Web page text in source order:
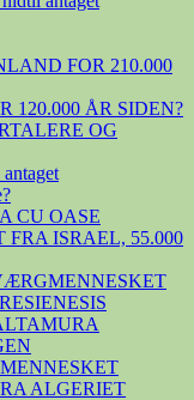
FOR 210.000
120.000 ÅR SIDEN?
OG
CU OASE
ISRAEL, 55.000
ALGERIET